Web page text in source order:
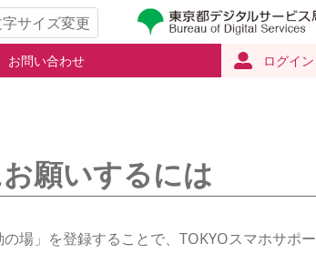
サイズ変更
お問い合わせ ログイン
願いするには
場」を登録することで、TOKYOスマホサポー